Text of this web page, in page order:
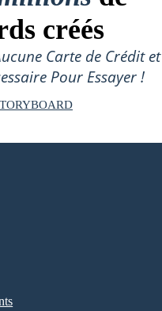
créés
Carte de Crédit et
Pour Essayer !